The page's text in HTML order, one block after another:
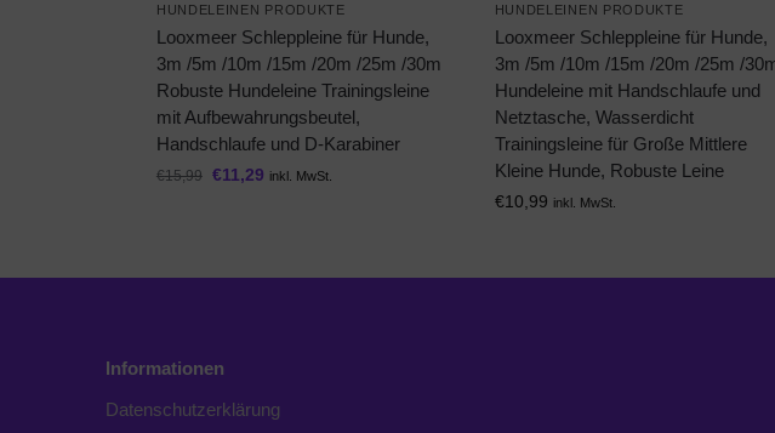
HUNDELEINEN PRODUKTE
Looxmeer Schleppleine für Hunde,
3m /5m /10m /15m /20m /25m /30m
Robuste Hundeleine Trainingsleine
mit Aufbewahrungsbeutel,
Handschlaufe und D-Karabiner
€15,99 €11,29 inkl. MwSt.
HUNDELEINEN PRODUKTE
Looxmeer Schleppleine für Hunde,
3m /5m /10m /15m /20m /25m /
Hundeleine mit Handschlaufe und
Netztasche, Wasserdicht
Trainingsleine für Große Mittlere
Kleine Hunde, Robuste Leine
€10,99 inkl. MwSt.
Informationen
Datenschutzerklärung